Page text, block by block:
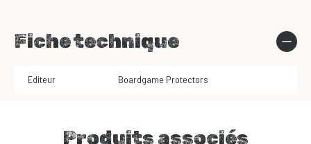
Fiche technique
Editeur Boardgame Protectors
Produits associés